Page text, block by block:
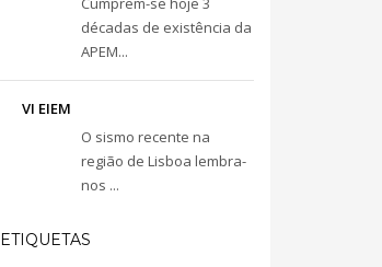
décadas de existência da
APEM...
VI EIEM
O sismo recente na
região de Lisboa lembra-
nos ...
ETIQUETAS